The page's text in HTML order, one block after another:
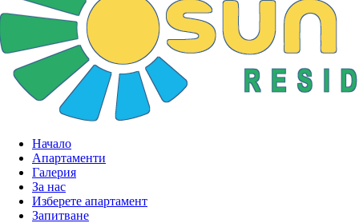
Начало
Апартаменти
Галерия
За нас
Изберете апартамент
Запитване